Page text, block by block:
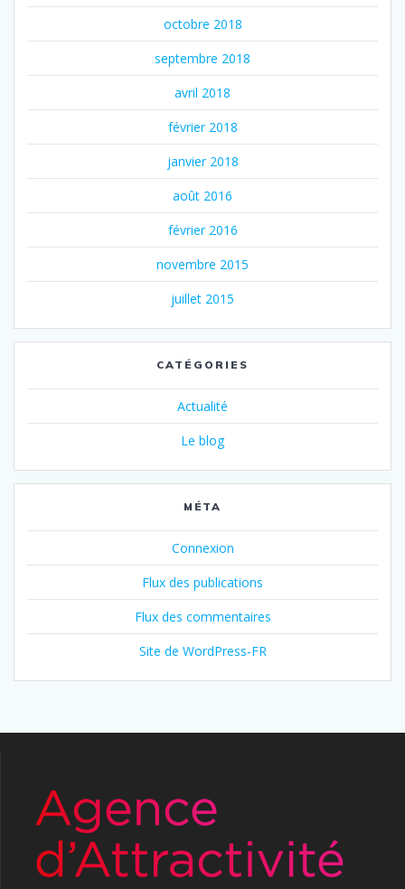
octobre 2018
septembre 2018
avril 2018
février 2018
janvier 2018
août 2016
février 2016
novembre 2015
juillet 2015
CATÉGORIES
Actualité
Le blog
MÉTA
Connexion
Flux des publications
Flux des commentaires
Site de WordPress-FR